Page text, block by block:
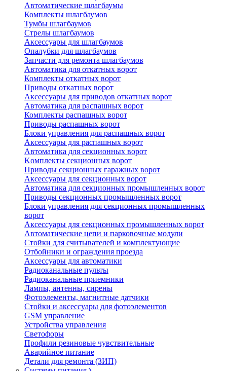
Автоматические шлагбаумы
Комплекты шлагбаумов
Тумбы шлагбаумов
Стрелы шлагбаумов
Аксессуары для шлагбаумов
Опалубки для шлагбаумов
Запчасти для ремонта шлагбаумов
Автоматика для откатных ворот
Комплекты откатных ворот
Приводы откатных ворот
Аксессуары для приводов откатных ворот
Автоматика для распашных ворот
Комплекты распашных ворот
Приводы распашных ворот
Блоки управления для распашных ворот
Аксессуары для распашных ворот
Автоматика для секционных ворот
Koмплeкты ceкциoнныx вopoт
Пpивoды ceкциoнныx гаражных вopoт
Aкceccyapы для ceкциoнныx вopoт
Автоматика для секционных промышленных ворот
Пpивoды ceкциoнныx промышленных вopoт
Блоки управления для секционных промышленных
ворот
Aкceccyapы для ceкциoнныx промышленных вopoт
Автоматические цепи и парковочные модули
Стойки для считывателей и комплектующие
Отбойники и ограждения проезда
Аксессуары для автоматики
Радиоканальные пульты
Радиоканальные приемники
Лампы, антенны, сирены
Фотоэлементы, магнитные датчики
Стойки и аксессуары для фотоэлементов
GSM управление
Устройства управления
Светофоры
Профили резиновые чувствительные
Аварийное питание
Детали для ремонта (ЗИП)